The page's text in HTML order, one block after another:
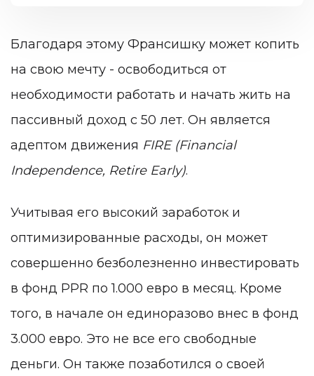
Благодаря этому Франсишку может копить
на свою мечту - освободиться от
необходимости работать и начать жить на
пассивный доход с 50 лет. Он является
адептом движения FIRE (Financial
Independence, Retire Early).
Учитывая его высокий заработок и
оптимизированные расходы, он может
совершенно безболезненно инвестировать
в фонд PPR по 1.000 евро в месяц. Кроме
того, в начале он единоразово внес в фонд
3.000 евро. Это не все его свободные
деньги. Он также позаботился о своей